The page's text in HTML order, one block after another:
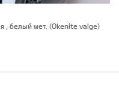
, белый мет. (Okenite valge)